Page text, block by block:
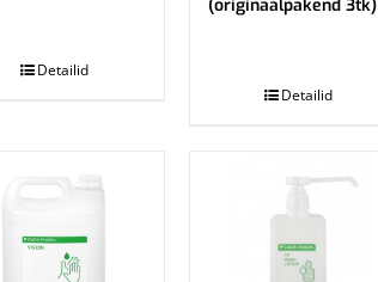
Detailid
(originaalpakend 3tk)
Detailid